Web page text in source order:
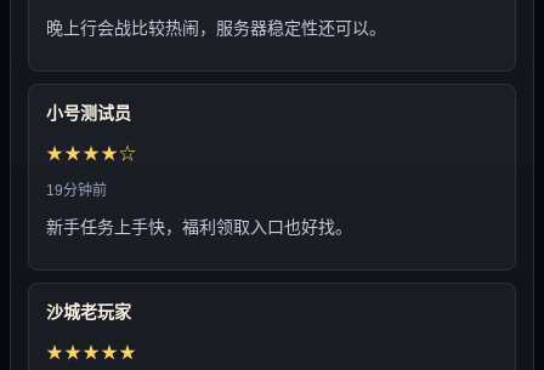
晚上行会战比较热闹，服务器稳定性还可以。
小号测试员
★★★★☆
19分钟前
新手任务上手快，福利领取入口也好找。
沙城老玩家
★★★★★